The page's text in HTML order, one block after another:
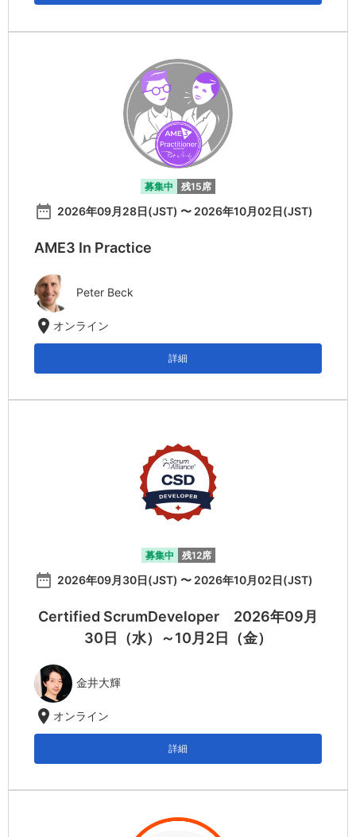
募集中 残15席
date_range 2026年09月28日(JST) 〜 2026年10月02日(JST)
AME3 In Practice
Peter Beck
location_on オンライン
詳細
募集中 残12席
date_range 2026年09月30日(JST) 〜 2026年10月02日(JST)
Certified ScrumDeveloper 2026年09月
30日（水）～10月2日（金）
金井大輝
location_on オンライン
詳細